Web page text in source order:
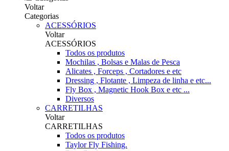
Voltar
Categorias
ACESSÓRIOS
Voltar
ACESSÓRIOS
Todos os produtos
Mochilas , Bolsas e Malas de Pesca
Alicates , Forceps , Cortadores e etc
Dressing , Flotante , Limpeza de linha e etc...
Fly Box , Magnetic Hook Box e etc ...
Diversos
CARRETILHAS
Voltar
CARRETILHAS
Todos os produtos
Taylor Fly Fishing.